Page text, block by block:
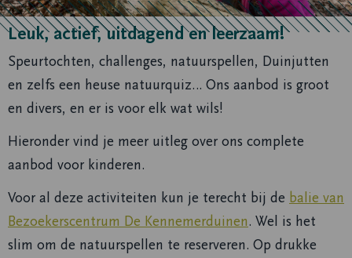
Leuk, actief, uitdagend en leerzaam!
Speurtochten, challenges, natuurspellen, Duinjutten
en zelfs een heuse natuurquiz… Ons aanbod is groot
en divers, en er is voor elk wat wils!
Hieronder vind je meer uitleg over ons complete
aanbod voor kinderen.
Voor al deze activiteiten kun je terecht bij de balie van
Bezoekerscentrum De Kennemerduinen. Wel is het
slim om de natuurspellen te reserveren. Op drukke